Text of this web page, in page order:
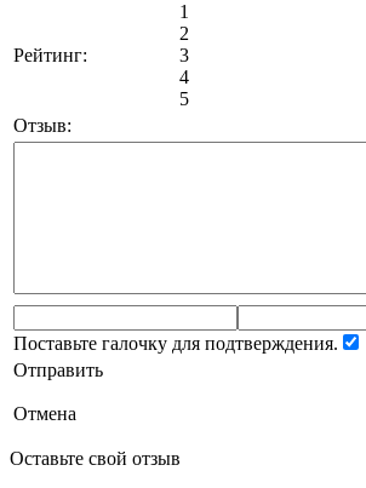
Рейтинг:
1
2
3
4
5
Отзыв:
Поставьте галочку для подтверждения.
Отправить
Отмена
Оставьте свой отзыв